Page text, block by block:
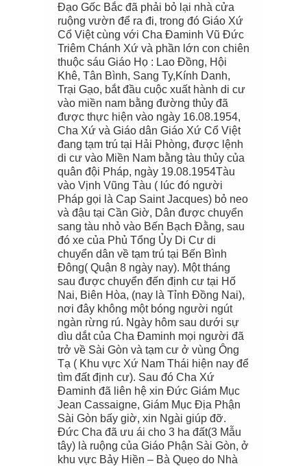
Đạo Gốc Bắc đã phải bỏ lại nhà cửa
ruộng vườn để ra đi, trong đó Giáo Xứ
Cổ Việt cùng với Cha Đaminh Vũ Đức
Triêm Chánh Xứ và phần lớn con chiên
thuộc sáu Giáo Họ : Lao Đồng, Hội
Khê, Tân Bình, Sang Ty,Kính Danh,
Trại Gạo, bắt đầu cuộc xuất hành di cư
vào miền nam bằng đường thủy đã
được thực hiện vào ngày 16.08.1954,
Cha Xứ và Giáo dân Giáo Xứ Cổ Việt
đang tạm trú tại Hải Phòng, được lệnh
di cư vào Miền Nam bằng tàu thủy của
quân đội Pháp, ngày 19.08.1954Tàu
vào Vịnh Vũng Tàu ( lúc đó người
Pháp gọi là Cap Saint Jacques) bỏ neo
và đậu tại Cần Giờ, Dân được chuyển
sang tàu nhỏ vào Bến Bạch Đằng, sau
đó xe của Phủ Tổng Ủy Di Cư di
chuyển dân về tạm trú tại Bến Bình
Đông( Quận 8 ngày nay). Một tháng
sau được chuyển đến định cư tại Hố
Nai, Biên Hòa, (nay là Tỉnh Đồng Nai),
nơi đây không một bóng người ngút
ngàn rừng rú. Ngày hôm sau dưới sự
dìu dắt của Cha Đaminh mọi người đã
trở về Sài Gòn và tạm cư ở vùng Ông
Tạ ( Khu vực Xứ Nam Thái hiện nay để
tìm đất định cư). Sau đó Cha Xứ
Đaminh đã liên hệ xin Đức Giám Mục
Jean Cassaigne, Giám Mục Địa Phận
Sài Gòn bấy giờ, xin Ngài giúp đỡ.
Đức Cha đã ưu ái cho 3 ha đất(3 Mẫu
tây) là ruộng của Giáo Phận Sài Gòn, ở
khu vực Bảy Hiền – Bà Quẹo do Nhà